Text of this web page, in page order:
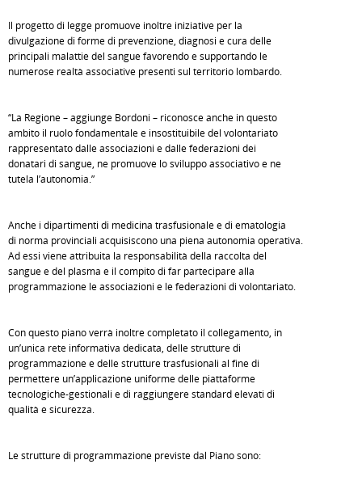
Il progetto di legge promuove inoltre iniziative per la
divulgazione di forme di prevenzione, diagnosi e cura delle
principali malattie del sangue favorendo e supportando le
numerose realtà associative presenti sul territorio lombardo.
“La Regione – aggiunge Bordoni – riconosce anche in questo
ambito il ruolo fondamentale e insostituibile del volontariato
rappresentato dalle associazioni e dalle federazioni dei
donatari di sangue, ne promuove lo sviluppo associativo e ne
tutela l’autonomia.”
Anche i dipartimenti di medicina trasfusionale e di ematologia
di norma provinciali acquisiscono una piena autonomia operativa.
Ad essi viene attribuita la responsabilità della raccolta del
sangue e del plasma e il compito di far partecipare alla
programmazione le associazioni e le federazioni di volontariato.
Con questo piano verrà inoltre completato il collegamento, in
un’unica rete informativa dedicata, delle strutture di
programmazione e delle strutture trasfusionali al fine di
permettere un’applicazione uniforme delle piattaforme
tecnologiche-gestionali e di raggiungere standard elevati di
qualità e sicurezza.
Le strutture di programmazione previste dal Piano sono: